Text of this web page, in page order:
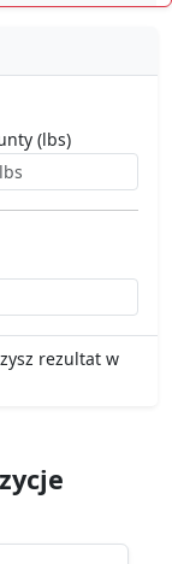
(lbs)
rezultat w